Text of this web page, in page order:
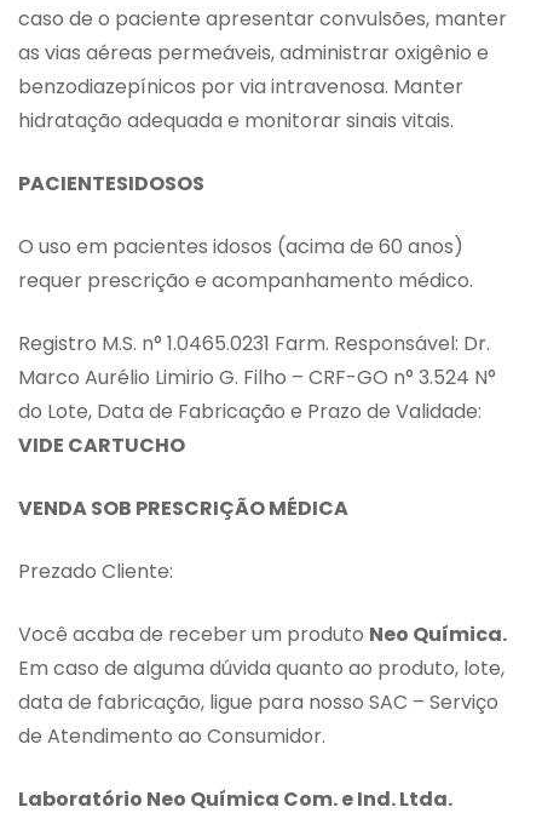
caso de o paciente apresentar convulsões, manter
as vias aéreas permeáveis, administrar oxigênio e
benzodiazepínicos por via intravenosa. Manter
hidratação adequada e monitorar sinais vitais.
PACIENTESIDOSOS
O uso em pacientes idosos (acima de 60 anos)
requer prescrição e acompanhamento médico.
Registro M.S. n° 1.0465.0231 Farm. Responsável: Dr.
Marco Aurélio Limirio G. Filho – CRF-GO n° 3.524 N°
do Lote, Data de Fabricação e Prazo de Validade:
VIDE CARTUCHO
VENDA SOB PRESCRIÇÃO MÉDICA
Prezado Cliente:
Você acaba de receber um produto Neo Química.
Em caso de alguma dúvida quanto ao produto, lote,
data de fabricação, ligue para nosso SAC – Serviço
de Atendimento ao Consumidor.
Laboratório Neo Química Com. e Ind. Ltda.